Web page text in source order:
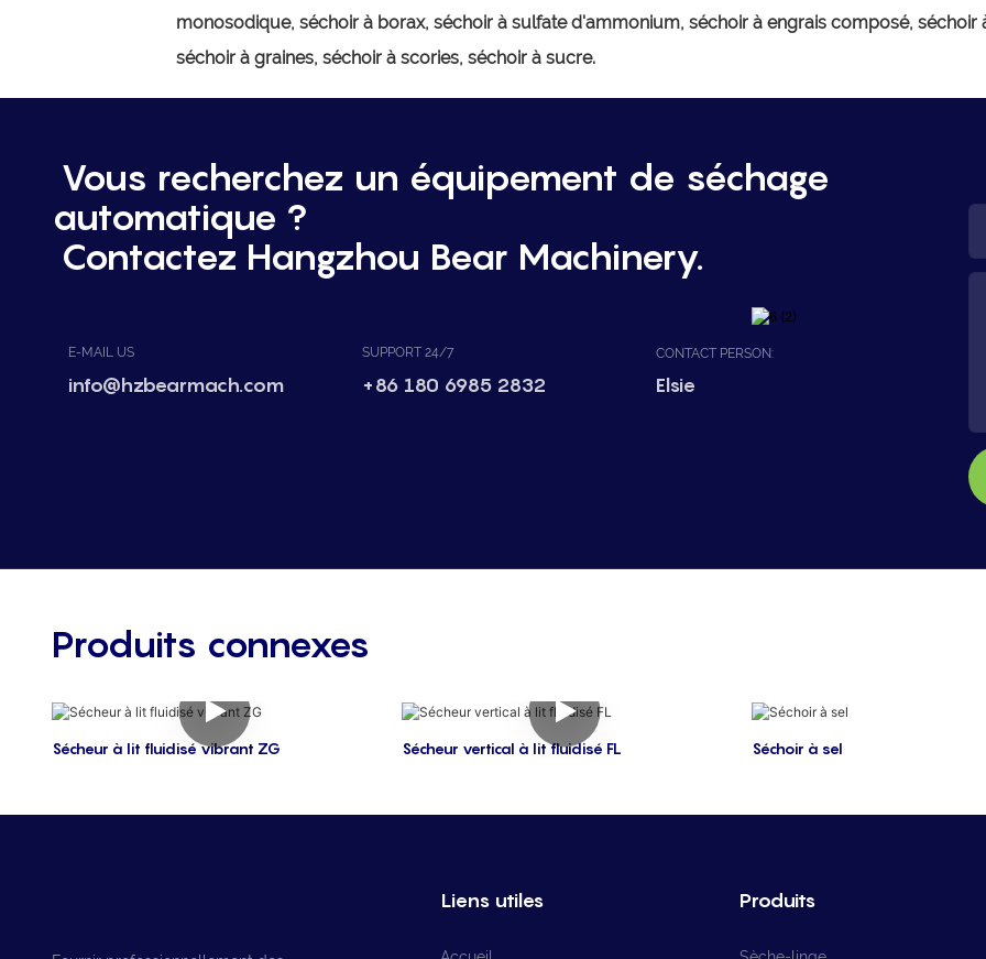
monosodique, séchoir à borax, séchoir à sulfate d'ammonium, séchoir à engrais composé, séchoir
séchoir à graines, séchoir à scories, séchoir à sucre.
Vous recherchez un équipement de séchage
automatique ?
Contactez Hangzhou Bear Machinery.
E-MAIL US
info@hzbearmach.com
SUPPORT 24/7
+86 180 6985 2832
CONTACT PERSON:
Elsie
Produits connexes
Sécheur à lit fluidisé vibrant ZG Sécheur vertical à lit fluidisé FL Séchoir à sel
Liens utiles Produits